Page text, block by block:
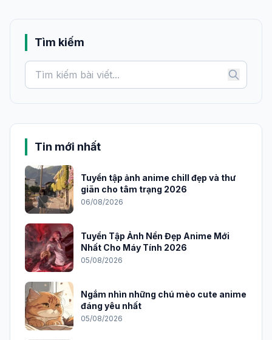
Tìm kiếm
Tin mới nhất
Tuyển tập ảnh anime chill đẹp và thư
giãn cho tâm trạng 2026
06/08/2026
Tuyển Tập Ảnh Nền Đẹp Anime Mới
Nhất Cho Máy Tính 2026
05/08/2026
Ngắm nhìn những chú mèo cute anime
đáng yêu nhất
05/08/2026